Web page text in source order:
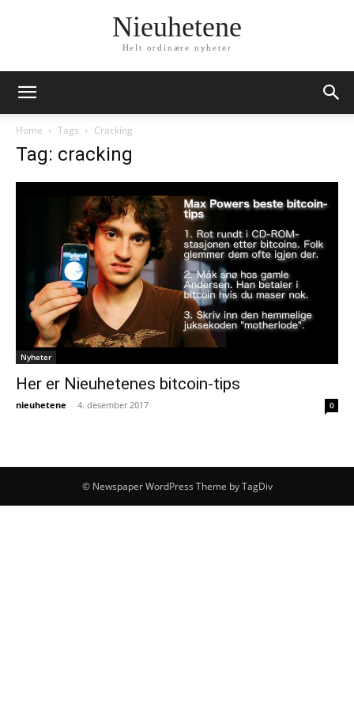
Nieuhetene
Helt ordinære nyheter
Home Tags Cracking
Tag: cracking
Nyheter
Her er Nieuhetenes bitcoin-tips
nieuhetene - 4. desember 2017 0
© Newspaper WordPress Theme by TagDiv